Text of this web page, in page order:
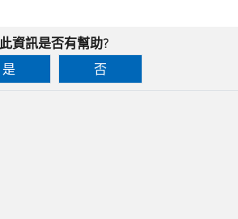
此資訊是否有幫助?
是
否